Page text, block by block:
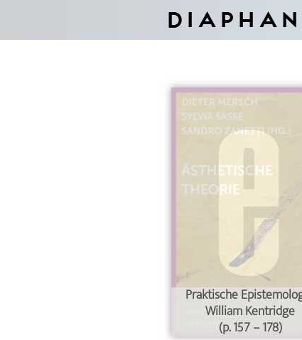
Praktische
William Kentridge
(p. 157 – 178)